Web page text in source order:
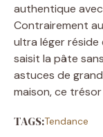
authentique
Contrairement
ultra léger réside
saisit la pâte
astuces de
maison, ce
TAGS:Tendance